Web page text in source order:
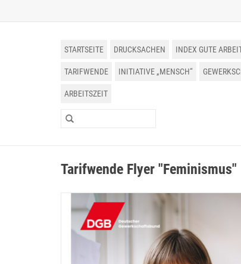
STARTSEITE DRUCKSACHEN INDEX GUTE
TARIFWENDE INITIATIVE „MENSCH“
ARBEITSZEIT
Tarifwende Flyer "Feminismus"